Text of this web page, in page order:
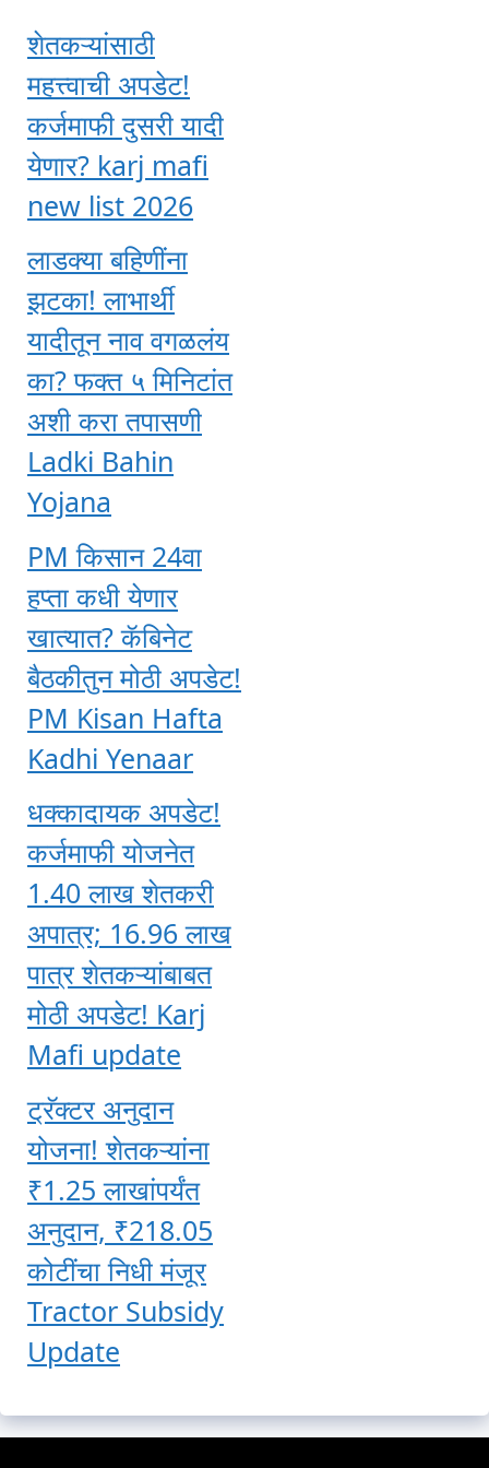
शेतकऱ्यांसाठी
महत्त्वाची अपडेट!
कर्जमाफी दुसरी यादी
येणार? karj mafi
new list 2026
लाडक्या बहिणींना
झटका! लाभार्थी
यादीतून नाव वगळलंय
का? फक्त ५ मिनिटांत
अशी करा तपासणी
Ladki Bahin
Yojana
PM किसान 24वा
हप्ता कधी येणार
खात्यात? कॅबिनेट
बैठकीतुन मोठी अपडेट!
PM Kisan Hafta
Kadhi Yenaar
धक्कादायक अपडेट!
कर्जमाफी योजनेत
1.40 लाख शेतकरी
अपात्र; 16.96 लाख
पात्र शेतकऱ्यांबाबत
मोठी अपडेट! Karj
Mafi update
ट्रॅक्टर अनुदान
योजना! शेतकऱ्यांना
₹1.25 लाखांपर्यंत
अनुदान, ₹218.05
कोटींचा निधी मंजूर
Tractor Subsidy
Update